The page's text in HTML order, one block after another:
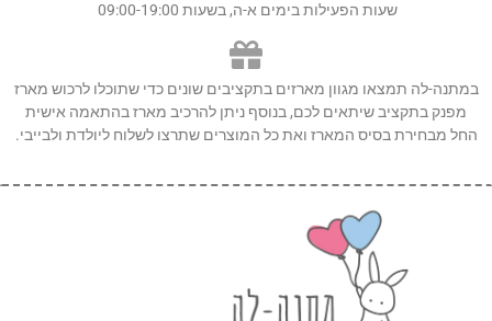
שעות הפעילות בימים א-ה, בשעות 09:00-19:00
במתנה-לה תמצאו מגוון מארזים בתקציבים שונים כדי שתוכלו לרכוש מארז
מפנק בתקציב שיתאים לכם, בנוסף ניתן להרכיב מארז בהתאמה אישית
החל מבחירת בסיס המארז ואת כל המוצרים שתרצו לשלוח ליולדת ולבייבי.